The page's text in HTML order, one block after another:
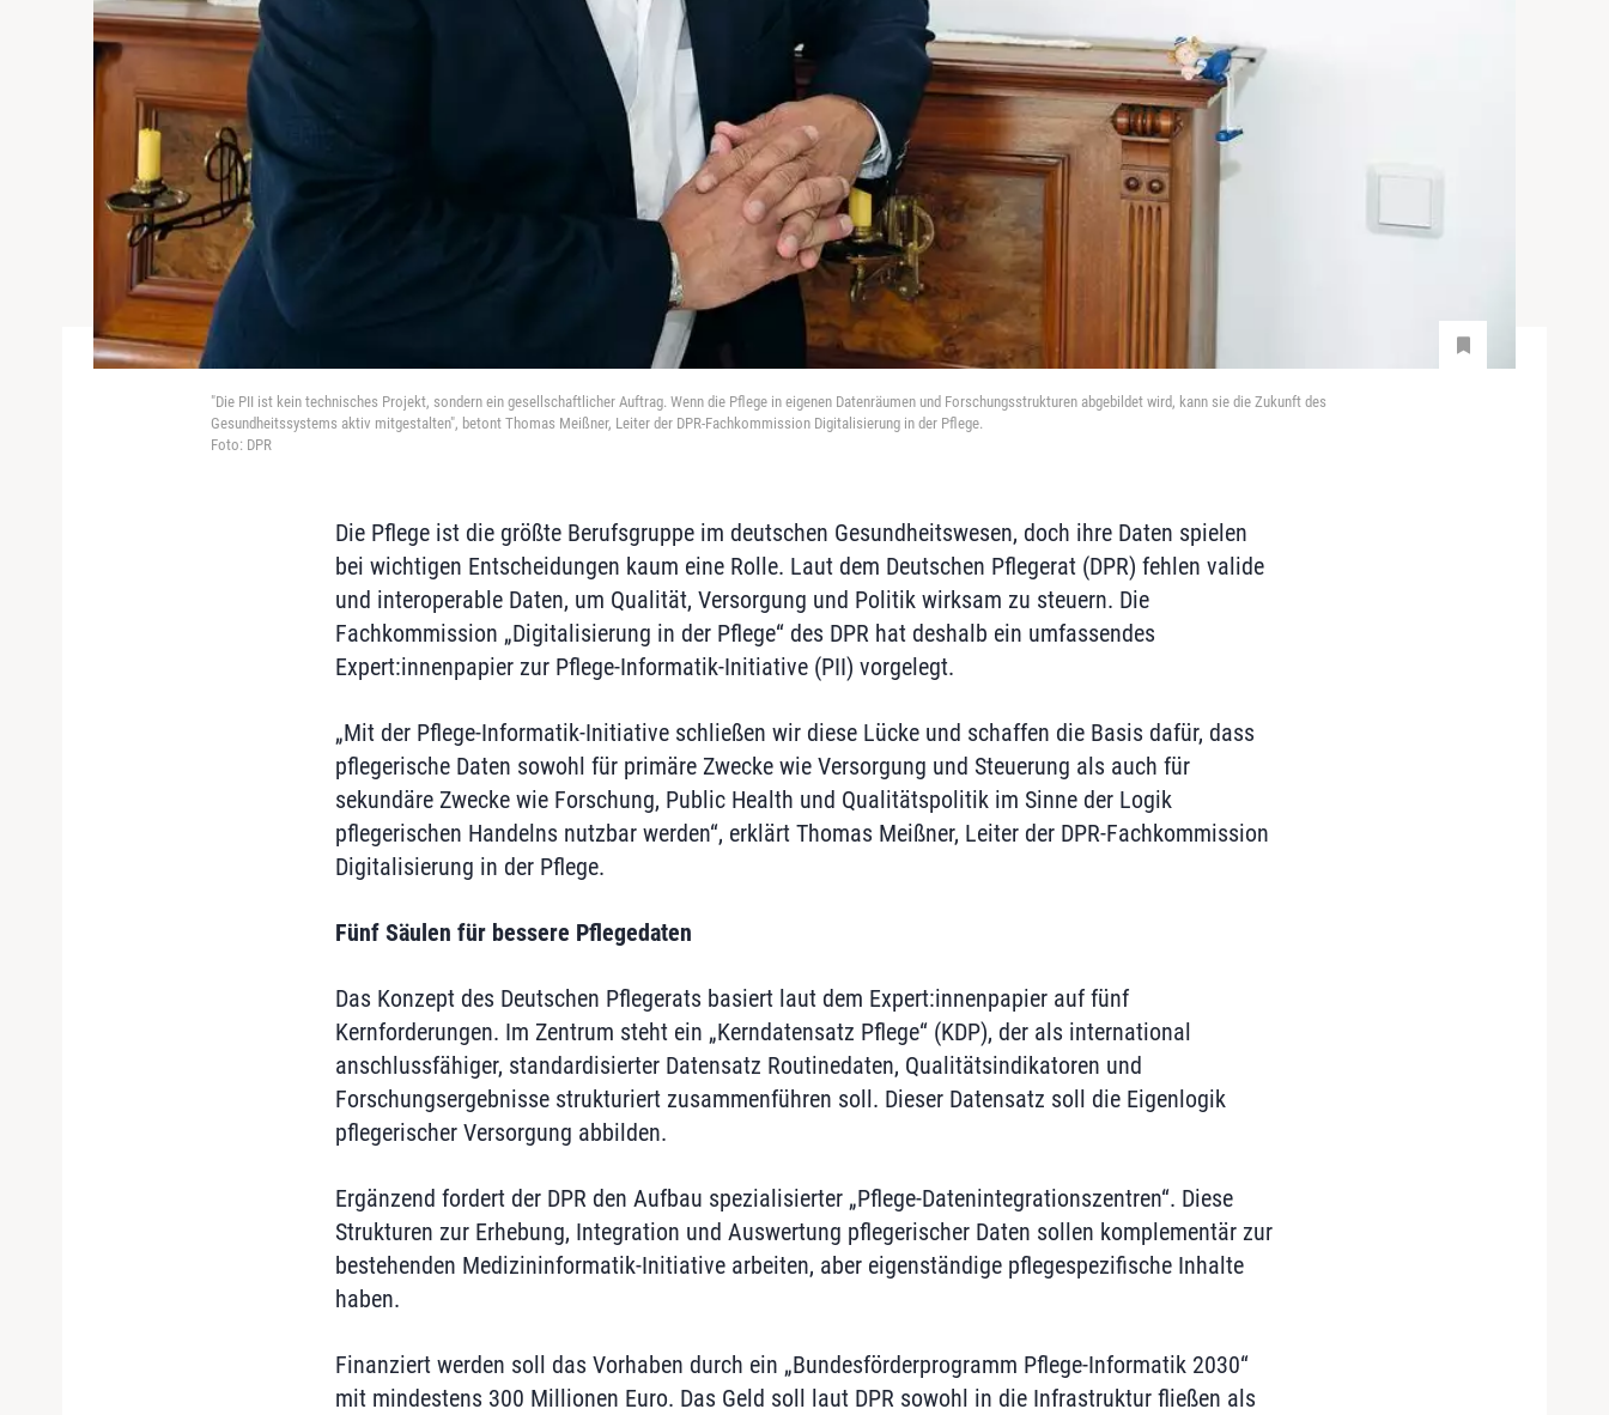
"Die PII ist kein technisches Projekt, sondern ein gesellschaftlicher Auftrag. Wenn die Pflege in eigenen Datenräumen und Forschungsstrukturen abgebildet wird, kann sie die Zukunft des
Gesundheitssystems aktiv mitgestalten", betont Thomas Meißner, Leiter der DPR-Fachkommission Digitalisierung in der Pflege.
Foto: DPR
Die Pflege ist die größte Berufsgruppe im deutschen Gesundheitswesen, doch ihre Daten spielen
bei wichtigen Entscheidungen kaum eine Rolle. Laut dem Deutschen Pflegerat (DPR) fehlen valide
und interoperable Daten, um Qualität, Versorgung und Politik wirksam zu steuern. Die
Fachkommission „Digitalisierung in der Pflege“ des DPR hat deshalb ein umfassendes
Expert:innenpapier zur Pflege-Informatik-Initiative (PII) vorgelegt.
„Mit der Pflege-Informatik-Initiative schließen wir diese Lücke und schaffen die Basis dafür, dass
pflegerische Daten sowohl für primäre Zwecke wie Versorgung und Steuerung als auch für
sekundäre Zwecke wie Forschung, Public Health und Qualitätspolitik im Sinne der Logik
pflegerischen Handelns nutzbar werden“, erklärt Thomas Meißner, Leiter der DPR-Fachkommission
Digitalisierung in der Pflege.
Fünf Säulen für bessere Pflegedaten
Das Konzept des Deutschen Pflegerats basiert laut dem Expert:innenpapier auf fünf
Kernforderungen. Im Zentrum steht ein „Kerndatensatz Pflege“ (KDP), der als international
anschlussfähiger, standardisierter Datensatz Routinedaten, Qualitätsindikatoren und
Forschungsergebnisse strukturiert zusammenführen soll. Dieser Datensatz soll die Eigenlogik
pflegerischer Versorgung abbilden.
Ergänzend fordert der DPR den Aufbau spezialisierter „Pflege-Datenintegrationszentren“. Diese
Strukturen zur Erhebung, Integration und Auswertung pflegerischer Daten sollen komplementär zur
bestehenden Medizininformatik-Initiative arbeiten, aber eigenständige pflegespezifische Inhalte
haben.
Finanziert werden soll das Vorhaben durch ein „Bundesförderprogramm Pflege-Informatik 2030“
mit mindestens 300 Millionen Euro. Das Geld soll laut DPR sowohl in die Infrastruktur fließen als